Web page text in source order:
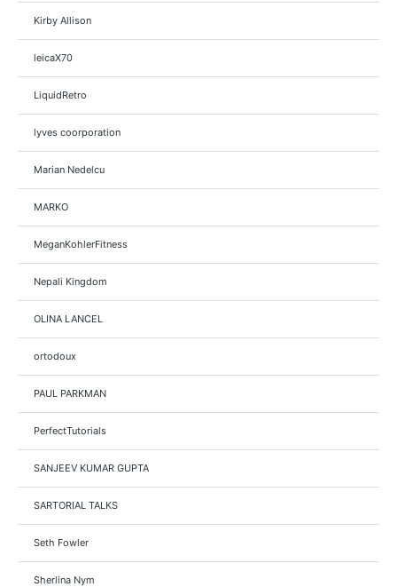
Kirby Allison
leicaX70
LiquidRetro
lyves coorporation
Marian Nedelcu
MARKO
MeganKohlerFitness
Nepali Kingdom
OLINA LANCEL
ortodoux
PAUL PARKMAN
PerfectTutorials
SANJEEV KUMAR GUPTA
SARTORIAL TALKS
Seth Fowler
Sherlina Nym